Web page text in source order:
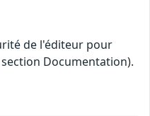
de l'éditeur pour
Documentation).